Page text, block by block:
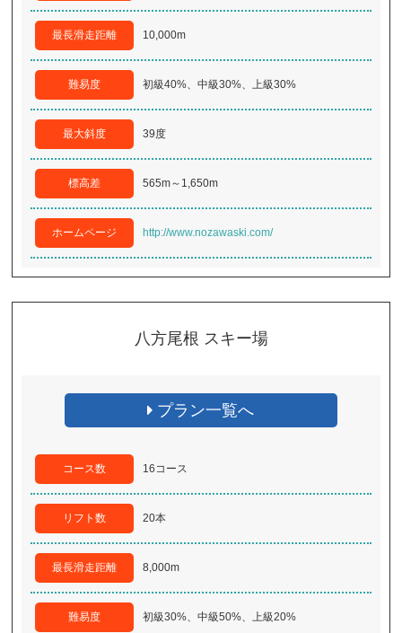
最長滑走距離 10,000m
難易度 初級40%、中級30%、上級30%
最大斜度 39度
標高差 565m～1,650m
ホームページ http://www.nozawaski.com/
八方尾根 スキー場
プラン一覧へ
コース数 16コース
リフト数 20本
最長滑走距離 8,000m
難易度 初級30%、中級50%、上級20%